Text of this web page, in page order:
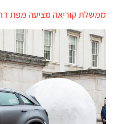
ממשלת קוריאה מציעה מפת